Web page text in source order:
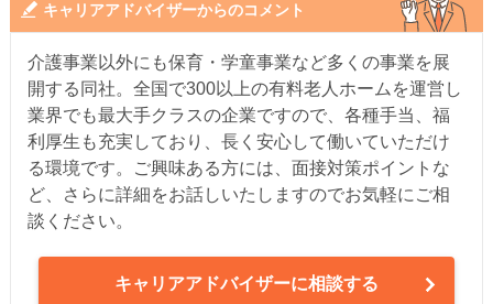
キャリアアドバイザーからのコメント
介護事業以外にも保育・学童事業など多くの事業を展
開する同社。全国で300以上の有料老人ホームを運営し
業界でも最大手クラスの企業ですので、各種手当、福
利厚生も充実しており、長く安心して働いていただけ
る環境です。ご興味ある方には、面接対策ポイントな
ど、さらに詳細をお話しいたしますのでお気軽にご相
談ください。
キャリアアドバイザーに相談する